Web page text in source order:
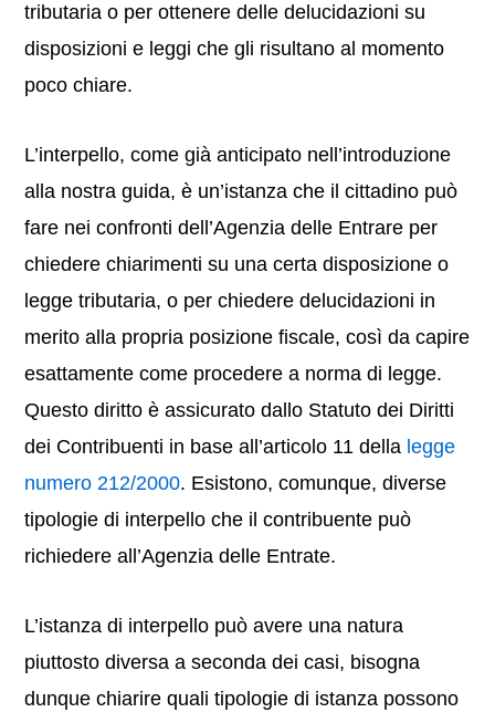
tributaria o per ottenere delle delucidazioni su
disposizioni e leggi che gli risultano al momento
poco chiare.
L’interpello, come già anticipato nell’introduzione
alla nostra guida, è un’istanza che il cittadino può
fare nei confronti dell’Agenzia delle Entrare per
chiedere chiarimenti su una certa disposizione o
legge tributaria, o per chiedere delucidazioni in
merito alla propria posizione fiscale, così da capire
esattamente come procedere a norma di legge.
Questo diritto è assicurato dallo Statuto dei Diritti
dei Contribuenti in base all’articolo 11 della legge
numero 212/2000. Esistono, comunque, diverse
tipologie di interpello che il contribuente può
richiedere all’Agenzia delle Entrate.
L’istanza di interpello può avere una natura
piuttosto diversa a seconda dei casi, bisogna
dunque chiarire quali tipologie di istanza possono